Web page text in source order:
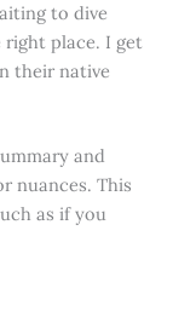
to dive
right place. I get
their native
and
nuances. This
as if you